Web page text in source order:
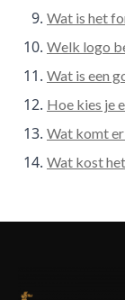
Wat is het
Welk logo
Wat is een
Hoe kies je
Wat komt
Wat kost